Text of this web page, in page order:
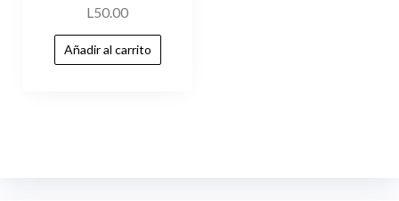
L50.00
Añadir al carrito